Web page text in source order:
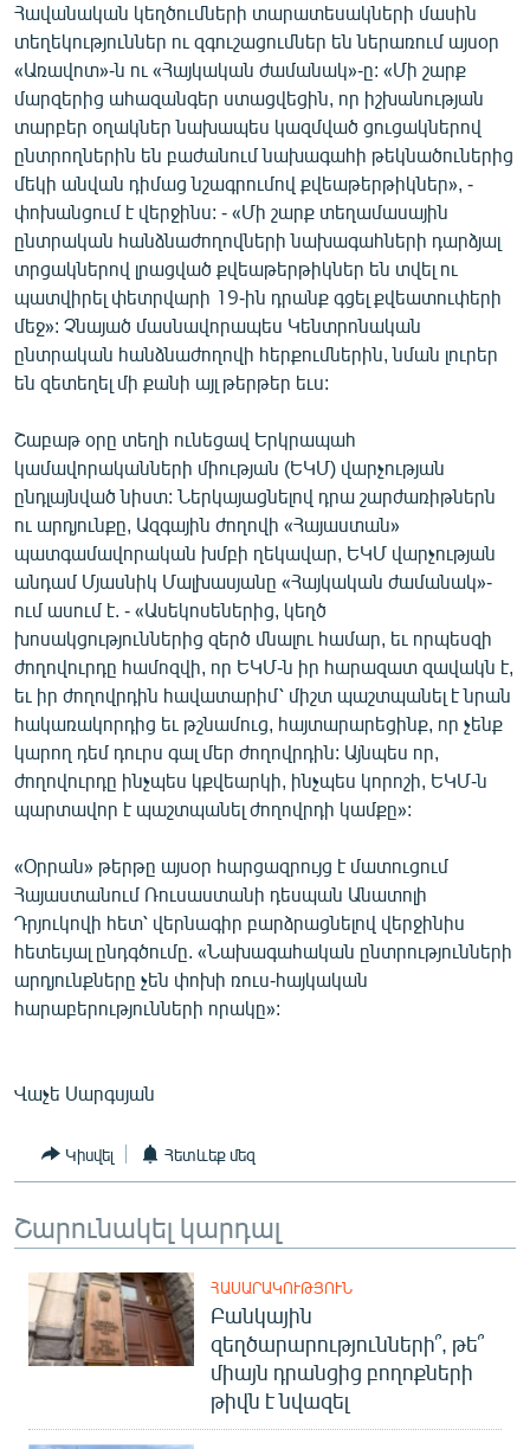
Հավանական կեղծումների տարատեսակների մասին
տեղեկություններ ու զգուշացումներ են ներառում այսօր
«Առավոտ»-ն ու «Հայկական ժամանակ»-ը: «Մի շարք
մարզերից ահազանգեր ստացվեցին, որ իշխանության
տարբեր օղակներ նախապես կազմված ցուցակներով
ընտրողներին են բաժանում նախագահի թեկնածուներից
մեկի անվան դիմաց նշագրումով քվեաթերթիկներ», -
փոխանցում է վերջինս: - «Մի շարք տեղամասային
ընտրական հանձնաժողովների նախագահների դարձյալ
տրցակներով լրացված քվեաթերթիկներ են տվել ու
պատվիրել փետրվարի 19-ին դրանք գցել քվեատուփերի
մեջ»: Չնայած մասնավորապես Կենտրոնական
ընտրական հանձնաժողովի հերքումներին, նման լուրեր
են զետեղել մի քանի այլ թերթեր եւս:
Շաբաթ օրը տեղի ունեցավ Երկրապահ
կամավորականների միության (ԵԿՄ) վարչության
ընդլայնված նիստ: Ներկայացնելով դրա շարժառիթներն
ու արդյունքը, Ազգային ժողովի «Հայաստան»
պատգամավորական խմբի ղեկավար, ԵԿՄ վարչության
անդամ Մյասնիկ Մալխասյանը «Հայկական ժամանակ»-
ում ասում է. - «Ասեկոսեներից, կեղծ
խոսակցություններից զերծ մնալու համար, եւ որպեսզի
ժողովուրդը համոզվի, որ ԵԿՄ-ն իր հարազատ զավակն է,
եւ իր ժողովրդին հավատարիմ՝ միշտ պաշտպանել է նրան
հակառակորդից եւ թշնամուց, հայտարարեցինք, որ չենք
կարող դեմ դուրս գալ մեր ժողովրդին: Այնպես որ,
ժողովուրդը ինչպես կքվեարկի, ինչպես կորոշի, ԵԿՄ-ն
պարտավոր է պաշտպանել ժողովրդի կամքը»:
«Օրրան» թերթը այսօր հարցազրույց է մատուցում
Հայաստանում Ռուսաստանի դեսպան Անատոլի
Դրյուկովի հետ՝ վերնագիր բարձրացնելով վերջինիս
հետեւյալ ընդգծումը. «Նախագահական ընտրությունների
արդյունքները չեն փոխի ռուս-հայկական
հարաբերությունների որակը»:
Վաչե Սարգսյան
Կիսվել Հետևեք մեզ
Շարունակել կարդալ
ՀԱՍԱՐԱԿՈՒԹՅՈՒՆ
Բանկային
զեղծարարությունների՞, թե՞
միայն դրանցից բողոքների
թիվն է նվազել